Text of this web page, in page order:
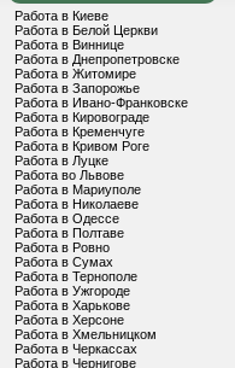
Работа в Киеве
Работа в Белой Церкви
Работа в Виннице
Работа в Днепропетровске
Работа в Житомире
Работа в Запорожье
Работа в Ивано-Франковске
Работа в Кировограде
Работа в Кременчуге
Работа в Кривом Роге
Работа в Луцке
Работа во Львове
Работа в Мариуполе
Работа в Николаеве
Работа в Одессе
Работа в Полтаве
Работа в Ровно
Работа в Сумах
Работа в Тернополе
Работа в Ужгороде
Работа в Харькове
Работа в Херсоне
Работа в Хмельницком
Работа в Черкассах
Работа в Чернигове